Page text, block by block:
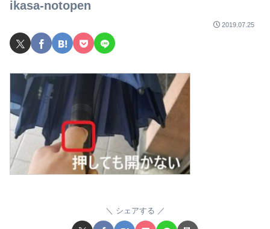
ikasa-notopen
2019.07.25
シェアする